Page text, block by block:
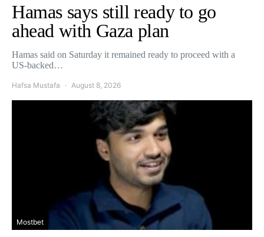
Hamas says still ready to go
ahead with Gaza plan
Hamas said on Saturday it remained ready to proceed with a
US-backed…
Hafsa Mustafa August 8, 2026
Mostbet